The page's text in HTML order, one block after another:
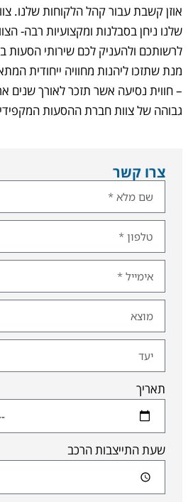
אוזן קשבת עבור קהל הלקוחות שלנו.
שלנו ניחן בסבלנות ומקצועיות רבה-
לרשותכם ולהעניק לכם שירותי הסעות
מנת שתזכו ליהנות מחוויה ייחודית
– חווית נסיעה אשר תזכר לאורך שנים
גבוהה של צוות חברת ההסעות
צרו קשר
תאריך
שעת התייצבות הרכב